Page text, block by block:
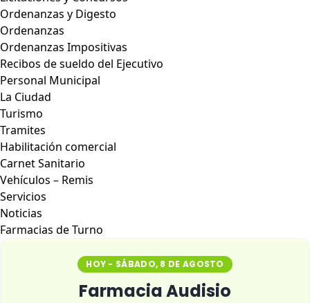
Ordenanzas y Digesto
Ordenanzas
Ordenanzas Impositivas
Recibos de sueldo del Ejecutivo
Personal Municipal
La Ciudad
Turismo
Tramites
Habilitación comercial
Carnet Sanitario
Vehículos – Remis
Servicios
Noticias
Farmacias de Turno
HOY - SÁBADO, 8 DE AGOSTO
Farmacia Audisio